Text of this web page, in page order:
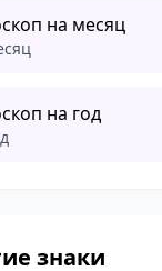
на месяц
на год
знаки